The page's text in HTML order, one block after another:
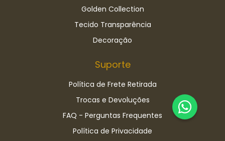
Golden Collection
Tecido Transparência
Decoração
Suporte
Política de Frete Retirada
Trocas e Devoluções
FAQ - Perguntas Frequentes
Política de Privacidade